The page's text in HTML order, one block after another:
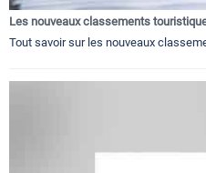
Les nouveaux classements
Tout savoir sur les nouveaux